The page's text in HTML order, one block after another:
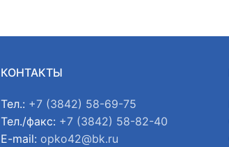
КОНТАКТЫ
Тел.: +7 (3842) 58-69-75
Тел./факс: +7 (3842) 58-82-40
E-mail: opko42@bk.ru